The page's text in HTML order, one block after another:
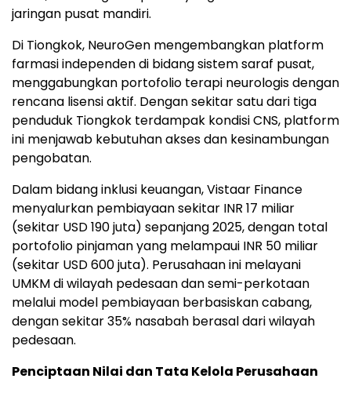
jaringan pusat mandiri.
Di Tiongkok, NeuroGen mengembangkan platform
farmasi independen di bidang sistem saraf pusat,
menggabungkan portofolio terapi neurologis dengan
rencana lisensi aktif. Dengan sekitar satu dari tiga
penduduk Tiongkok terdampak kondisi CNS, platform
ini menjawab kebutuhan akses dan kesinambungan
pengobatan.
Dalam bidang inklusi keuangan, Vistaar Finance
menyalurkan pembiayaan sekitar INR 17 miliar
(sekitar USD 190 juta) sepanjang 2025, dengan total
portofolio pinjaman yang melampaui INR 50 miliar
(sekitar USD 600 juta). Perusahaan ini melayani
UMKM di wilayah pedesaan dan semi-perkotaan
melalui model pembiayaan berbasiskan cabang,
dengan sekitar 35% nasabah berasal dari wilayah
pedesaan.
Penciptaan Nilai dan Tata Kelola Perusahaan